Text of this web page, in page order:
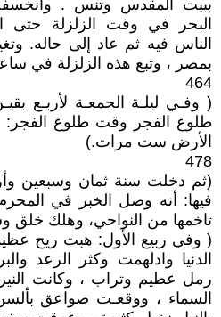
ببيت المقدس وتنس .
البحر في وقت الزلزلة
الناس فيه ثم عاد إلى حاله‏.‏
بمصر ، وتبع هذه الزلزلة في
464
( وفـي ليلـة الجمعـة لأربـع
طلوع الفجر وقت طلوع الفجر‏:‏
الأرض ست مرات‏.‏)
478
(ثم دخلت سنة ثمان وسبعين
فيها‏:‏ أنه وصل الخبر في
تاخمها من النواحي، وهلك
( وفي ربيع الأول‏:‏ هبت ريح
الدنيا وادلهمت وكثر الرعد
رمل عطيم وتراب ، وكانت
السماء ، ووقعـت صواعق